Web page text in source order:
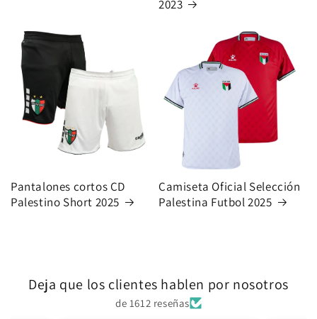
2023
Pantalones cortos CD
Palestino Short 2025
Camiseta Oficial Selección
Palestina Futbol 2025
Deja que los clientes hablen por nosotros
de 1612 reseñas